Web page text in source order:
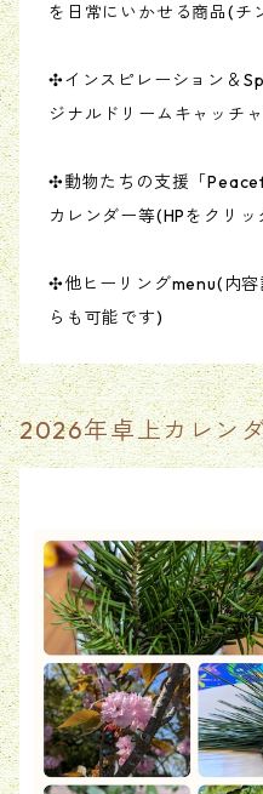
を日常にいかせる商品(チ
✣インスピレーション＆
ジナルドリームキャッチ
✣動物たちの支援「
カレンダー等(HPをクリ
✣他ヒーリングmenu(内容
らも可能です)
2026年卓上カレン